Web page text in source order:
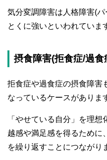
気分変調障害は人格障害(
とくに強いといわれていま
摂食障害(拒食症/過食
拒食症や過食症の摂食障害
なっているケースがありま
「やせている自分」を理
越感や満足感を得るために
を繰り返すことにつながり